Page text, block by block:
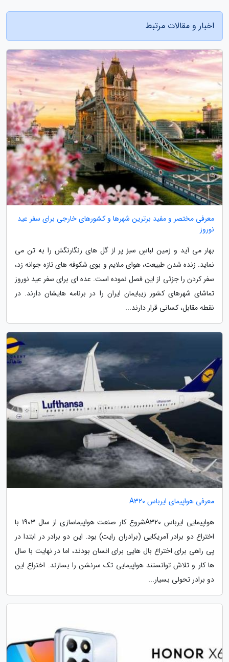
اخبار و مقالات مرتبط
معرفی مختصر و مفید برترین شهرها و کشورهای خارجی برای سفر عید
نوروز
بهار می آید و زمین لباسِ سبز پر از گل های رنگارنگش را به تن می
نماید. زنده شدن طبیعت، هوای ملایم و بوی شکوفه های تازه جوانه زد،
سفر کردن را جزئی از این فصل نموده است. عده ای برای سفر عید نوروز
تماشای شهرهای کشور زیبایمان ایران را در برنامه هایشان دارند. در
نقطه مقابل، کسانی قرار دارند...
معرفی هواپیمای ایرباس A320
هواپیمایی ایرباس A320شروع کار صنعت هواپیماسازی از سال 1903 با
اختراع دو برادر آمریکایی (برادران رایت) بود. این دو برادر در ابتدا در
پی راهی برای اختراع بال هایی برای انسان بودند، اما در نهایت با سال
ها کار و تلاش توانستند هواپیمایی تک سرنشن را بسازند. اختراع این
دو برادر تحولی بسیار...